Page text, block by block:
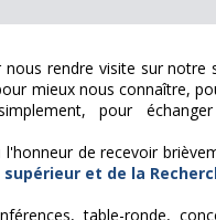
rendre visite sur notre
mieux nous connaître,
pour
de recevoir
et de la
table-ronde,